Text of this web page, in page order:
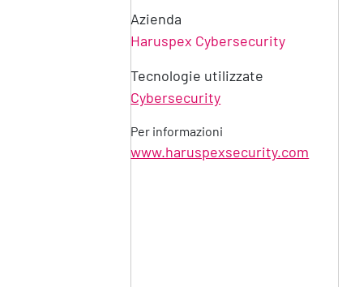
Azienda
Haruspex Cybersecurity
Tecnologie utilizzate
Cybersecurity
Per informazioni
www.haruspexsecurity.com